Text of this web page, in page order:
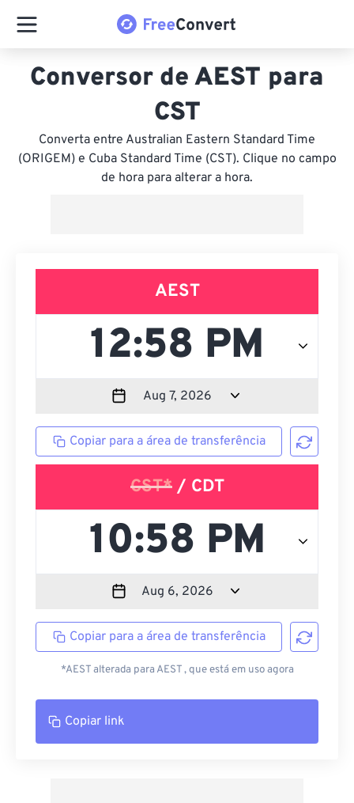
Conversor de AEST para
CST
Converta entre Australian Eastern Standard Time
(ORIGEM) e Cuba Standard Time (CST). Clique no campo
de hora para alterar a hora.
AEST
Copiar para a área de transferência
CST*/ CDT
Copiar para a área de transferência
*AEST alterada para AEST , que está em uso agora
Copiar link